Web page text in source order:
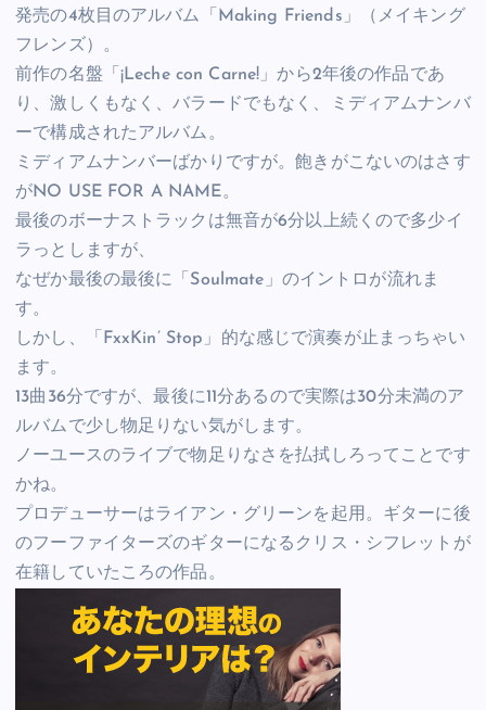
発売の4枚目のアルバム「Making Friends」（メイキング
フレンズ）。
前作の名盤「¡Leche con Carne!」から2年後の作品であ
り、激しくもなく、バラードでもなく、ミディアムナンバ
ーで構成されたアルバム。
ミディアムナンバーばかりですが。飽きがこないのはさす
がNO USE FOR A NAME。
最後のボーナストラックは無音が6分以上続くので多少イ
ラっとしますが、
なぜか最後の最後に「Soulmate」のイントロが流れま
す。
しかし、「FxxKin’ Stop」的な感じで演奏が止まっちゃい
ます。
13曲36分ですが、最後に11分あるので実際は30分未満のア
ルバムで少し物足りない気がします。
ノーユースのライブで物足りなさを払拭しろってことです
かね。
プロデューサーはライアン・グリーンを起用。ギターに後
のフーファイターズのギターになるクリス・シフレットが
在籍していたころの作品。